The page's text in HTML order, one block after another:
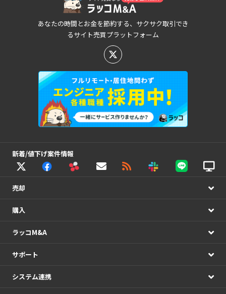
あなたの時間とお金を節約する、サクサク取引でき
るサイト売買プラットフォーム
新着/値下げ案件情報
売却
購入
ラッコM&A
サポート
システム連携